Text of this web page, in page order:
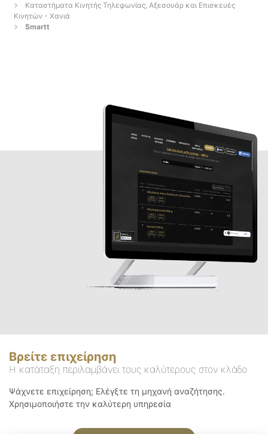
Καταστήματα Κινητής Τηλεφωνίας, Αξεσουάρ και Επισκευές
Κινητών - Χανιά
Smartt
Βρείτε επιχείρηση
Η κατάταξη περιλαμβάνει τους καλύτερους στον κλάδο
Ψάχνετε επιχείρηση; Ελέγξτε τη μηχανή αναζήτησης.
Χρησιμοποιήστε την καλύτερη υπηρεσία